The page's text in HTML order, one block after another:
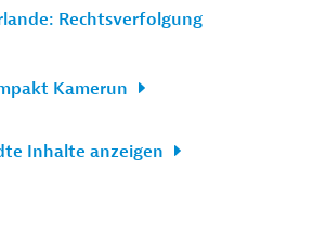
Rechtsverfolgung
Kamerun
Inhalte anzeigen